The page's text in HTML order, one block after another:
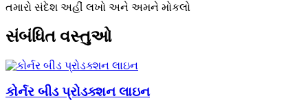
તમારો સંદેશ અહીં લખો અને અમને મોકલો
સંબંધિત વસ્તુઓ
કોર્નર બીડ પ્રોડક્શન લાઇન